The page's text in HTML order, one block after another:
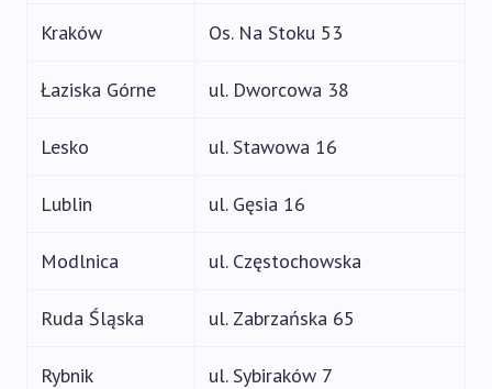
Kraków Os. Na Stoku 53
Łaziska Górne ul. Dworcowa 38
Lesko ul. Stawowa 16
Lublin ul. Gęsia 16
Modlnica ul. Częstochowska
Ruda Śląska ul. Zabrzańska 65
Rybnik ul. Sybiraków 7